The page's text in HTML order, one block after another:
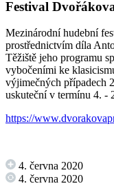
Festival
Mezinárodní hudební
prostřednictvím díla
Těžiště jeho programu
vybočeními ke
výjimečných případech
uskuteční v termínu 4. -
https://
4. června 2020
4. června 2020